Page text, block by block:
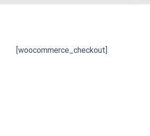
[woocommerce_checkout]